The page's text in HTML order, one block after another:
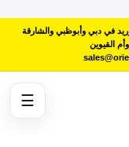
في دبي وأبوظبي والشارقة
القيوين
☰